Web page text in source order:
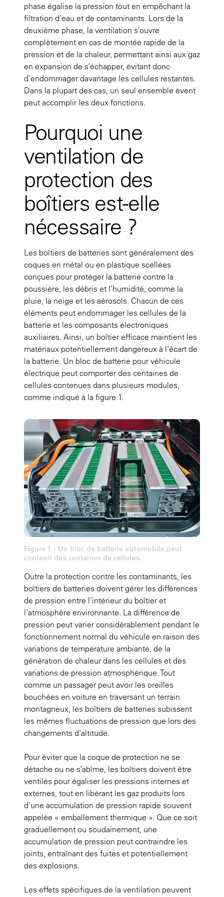
phase égalise la pression tout en empêchant la
filtration d’eau et de contaminants. Lors de la
deuxième phase, la ventilation s’ouvre
complètement en cas de montée rapide de la
pression et de la chaleur, permettant ainsi aux gaz
en expansion de s’échapper, évitant donc
d’endommager davantage les cellules restantes.
Dans la plupart des cas, un seul ensemble évent
peut accomplir les deux fonctions.
Pourquoi une
ventilation de
protection des
boîtiers est-elle
nécessaire ?
Les boîtiers de batteries sont généralement des
coques en métal ou en plastique scellées
conçues pour protéger la batterie contre la
poussière, les débris et l’humidité, comme la
pluie, la neige et les aérosols. Chacun de ces
éléments peut endommager les cellules de la
batterie et les composants électroniques
auxiliaires. Ainsi, un boîtier efficace maintient les
matériaux potentiellement dangereux à l’écart de
la batterie. Un bloc de batterie pour véhicule
électrique peut comporter des centaines de
cellules contenues dans plusieurs modules,
comme indiqué à la figure 1.
Figure 1 : Un bloc de batterie automobile peut
contenir des centaines de cellules.
Outre la protection contre les contaminants, les
boîtiers de batteries doivent gérer les différences
de pression entre l’intérieur du boîtier et
l’atmosphère environnante. La différence de
pression peut varier considérablement pendant le
fonctionnement normal du véhicule en raison des
variations de température ambiante, de la
génération de chaleur dans les cellules et des
variations de pression atmosphérique. Tout
comme un passager peut avoir les oreilles
bouchées en voiture en traversant un terrain
montagneux, les boîtiers de batteries subissent
les mêmes fluctuations de pression que lors des
changements d’altitude.
Pour éviter que la coque de protection ne se
détache ou ne s’abîme, les boîtiers doivent être
ventilés pour égaliser les pressions internes et
externes, tout en libérant les gaz produits lors
d’une accumulation de pression rapide souvent
appelée « emballement thermique ». Que ce soit
graduellement ou soudainement, une
accumulation de pression peut contraindre les
joints, entraînant des fuites et potentiellement
des explosions.
Les effets spécifiques de la ventilation peuvent